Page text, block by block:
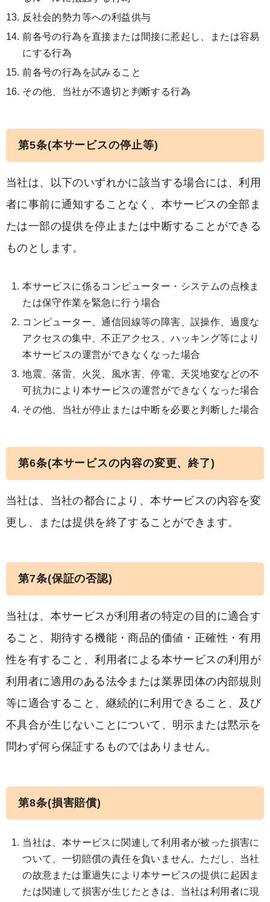
反社会的勢力等への利益供与
前各号の行為を直接または間接に惹起し、または容易
にする行為
前各号の行為を試みること
その他、当社が不適切と判断する行為
第5条(本サービスの停止等)
当社は、以下のいずれかに該当する場合には、利用
者に事前に通知することなく、本サービスの全部ま
たは一部の提供を停止または中断することができる
ものとします。
本サービスに係るコンピューター・システムの点検ま
たは保守作業を緊急に行う場合
コンピューター、通信回線等の障害、誤操作、過度な
アクセスの集中、不正アクセス、ハッキング等により
本サービスの運営ができなくなった場合
地震、落雷、火災、風水害、停電、天災地変などの不
可抗力により本サービスの運営ができなくなった場合
その他、当社が停止または中断を必要と判断した場合
第6条(本サービスの内容の変更、終了)
当社は、当社の都合により、本サービスの内容を変
更し、または提供を終了することができます。
第7条(保証の否認)
当社は、本サービスが利用者の特定の目的に適合す
ること、期待する機能・商品的価値・正確性・有用
性を有すること、利用者による本サービスの利用が
利用者に適用のある法令または業界団体の内部規則
等に適合すること、継続的に利用できること、及び
不具合が生じないことについて、明示または黙示を
問わず何ら保証するものではありません。
第8条(損害賠償)
当社は、本サービスに関連して利用者が被った損害に
ついて、一切賠償の責任を負いません。ただし、当社
の故意または重過失により本サービスの提供に起因ま
たは関連して損害が生じたときは、当社は利用者に現